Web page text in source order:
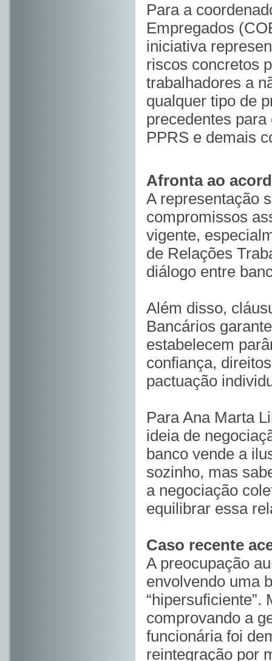
Para a
Empregados
iniciativa
riscos concretos
trabalhadores a
qualquer tipo de
precedentes
PPRS e demais
Afronta ao
A representação
compromissos
vigente,
de Relações
diálogo entre
Além disso,
Bancários
estabelecem
confiança,
pactuação
Para Ana Marta
ideia de
banco vende a
sozinho, mas
a negociação
equilibrar essa
Caso recente
A preocupação
envolvendo uma
comprovando a
funcionária foi
reintegração por